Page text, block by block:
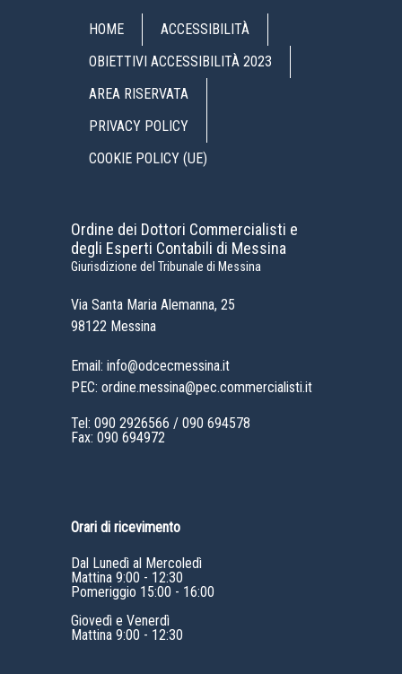
HOME
ACCESSIBILITÀ
OBIETTIVI ACCESSIBILITÀ 2023
AREA RISERVATA
PRIVACY POLICY
COOKIE POLICY (UE)
Ordine dei Dottori Commercialisti e
degli Esperti Contabili di Messina
Giurisdizione del Tribunale di Messina
Via Santa Maria Alemanna, 25
98122 Messina
Email: info@odcecmessina.it
PEC: ordine.messina@pec.commercialisti.it
Tel: 090 2926566 / 090 694578
Fax: 090 694972
Orari di ricevimento
Dal Lunedì al Mercoledì
Mattina 9:00 - 12:30
Pomeriggio 15:00 - 16:00
Giovedì e Venerdì
Mattina 9:00 - 12:30